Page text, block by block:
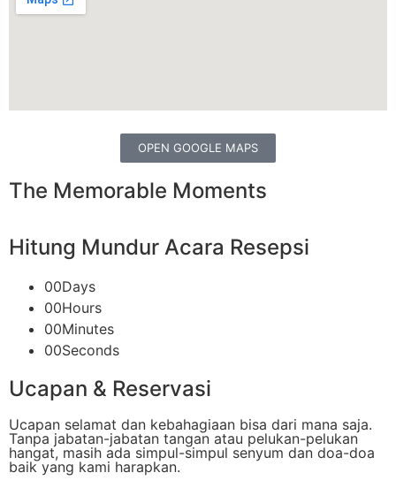
OPEN GOOGLE MAPS
The Memorable Moments
Hitung Mundur Acara Resepsi
00Days
00Hours
00Minutes
00Seconds
Ucapan & Reservasi
Ucapan selamat dan kebahagiaan bisa dari mana saja.
Tanpa jabatan-jabatan tangan atau pelukan-pelukan
hangat, masih ada simpul-simpul senyum dan doa-doa
baik yang kami harapkan.